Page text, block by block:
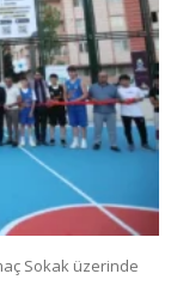
Sokak üzerinde